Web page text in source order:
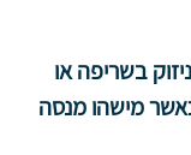
בשריפה או
מישהו מנסה